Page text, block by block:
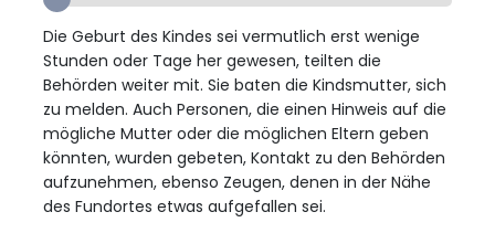
Die Geburt des Kindes sei vermutlich erst wenige
Stunden oder Tage her gewesen, teilten die
Behörden weiter mit. Sie baten die Kindsmutter, sich
zu melden. Auch Personen, die einen Hinweis auf die
mögliche Mutter oder die möglichen Eltern geben
könnten, wurden gebeten, Kontakt zu den Behörden
aufzunehmen, ebenso Zeugen, denen in der Nähe
des Fundortes etwas aufgefallen sei.